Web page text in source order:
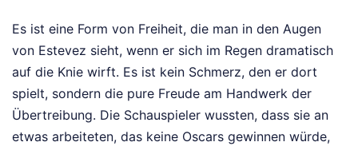
Es ist eine Form von Freiheit, die man in den Augen
von Estevez sieht, wenn er sich im Regen dramatisch
auf die Knie wirft. Es ist kein Schmerz, den er dort
spielt, sondern die pure Freude am Handwerk der
Übertreibung. Die Schauspieler wussten, dass sie an
etwas arbeiteten, das keine Oscars gewinnen würde,